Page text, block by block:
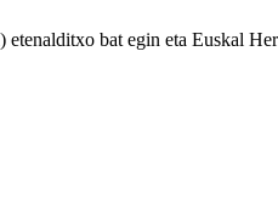
bat egin eta Euskal